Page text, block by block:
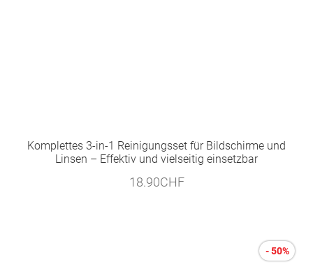
Komplettes 3-in-1 Reinigungsset für Bildschirme und
Linsen – Effektiv und vielseitig einsetzbar
18.90CHF
- 50%